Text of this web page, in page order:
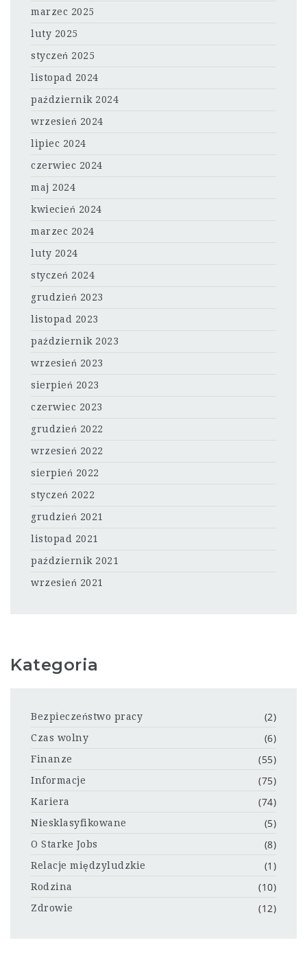
marzec 2025
luty 2025
styczeń 2025
listopad 2024
październik 2024
wrzesień 2024
lipiec 2024
czerwiec 2024
maj 2024
kwiecień 2024
marzec 2024
luty 2024
styczeń 2024
grudzień 2023
listopad 2023
październik 2023
wrzesień 2023
sierpień 2023
czerwiec 2023
grudzień 2022
wrzesień 2022
sierpień 2022
styczeń 2022
grudzień 2021
listopad 2021
październik 2021
wrzesień 2021
Kategoria
Bezpieczeństwo pracy (2)
Czas wolny (6)
Finanze (55)
Informacje (75)
Kariera (74)
Niesklasyfikowane (5)
O Starke Jobs (8)
Relacje międzyludzkie (1)
Rodzina (10)
Zdrowie (12)